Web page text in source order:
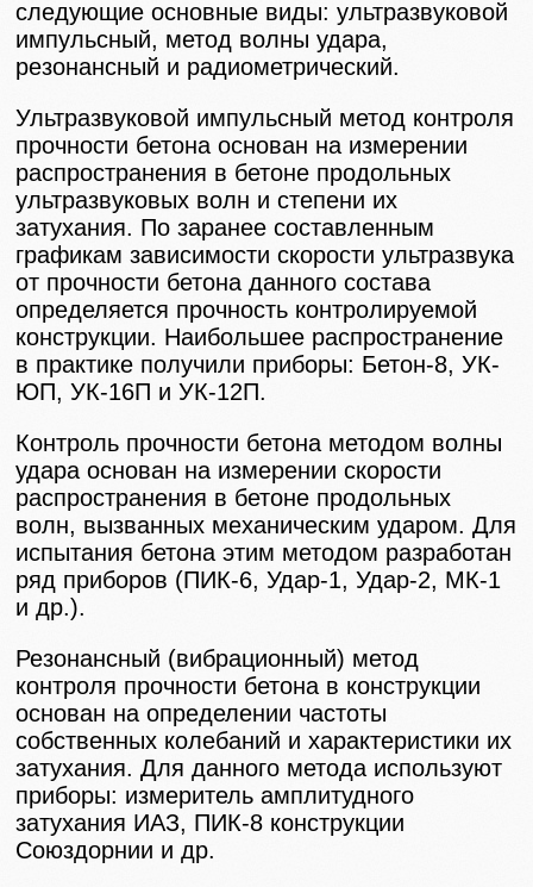
следующие основные виды: ультразвуковой
импульсный, метод волны удара,
резонансный и радиометрический.
Ультразвуковой импульсный метод контроля
прочности бетона основан на измерении
распространения в бетоне продольных
ультразвуковых волн и степени их
затухания. По заранее составленным
графикам зависимости скорости ультразвука
от прочности бетона данного состава
определяется прочность контролируемой
конструкции. Наибольшее распространение
в практике получили приборы: Бетон-8, УК-
ЮП, УК-16П и УК-12П.
Контроль прочности бетона методом волны
удара основан на измерении скорости
распространения в бетоне продольных
волн, вызванных механическим ударом. Для
испытания бетона этим методом разработан
ряд приборов (ПИК-6, Удар-1, Удар-2, МК-1
и др.).
Резонансный (вибрационный) метод
контроля прочности бетона в конструкции
основан на определении частоты
собственных колебаний и характеристики их
затухания. Для данного метода используют
приборы: измеритель амплитудного
затухания ИАЗ, ПИК-8 конструкции
Союздорнии и др.